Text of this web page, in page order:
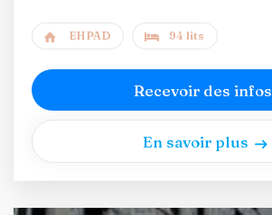
EHPAD 94 lits
Recevoir des infos
En savoir plus